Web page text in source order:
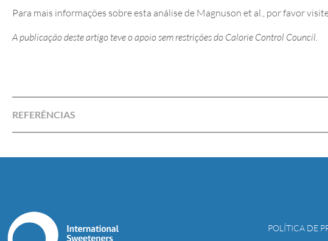
Para mais informações sobre esta análise de Magnuson et al., por favor
A publicação deste artigo teve o apoio sem restrições do Calorie Control Council.
REFERÊNCIAS
POLÍTICA DE